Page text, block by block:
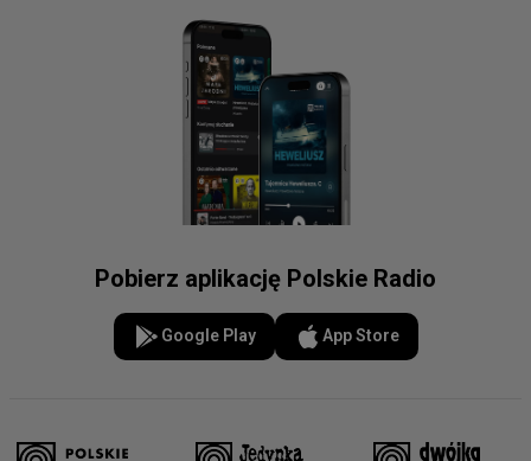
Pobierz aplikację Polskie Radio
Google Play App Store